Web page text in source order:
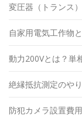
変圧器（トランス
自家用電気工作物
動力200Vとは？単
絶縁抵抗測定のや
防犯カメラ設置費